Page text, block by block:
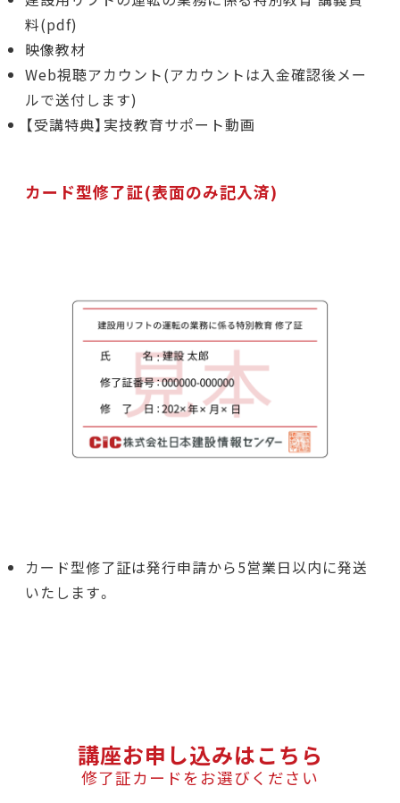
料(pdf)
映像教材
Web視聴アカウント(アカウントは入金確認後メー
ルで送付します)
【受講特典】実技教育サポート動画
カード型修了証(表面のみ記入済)
講座お申し込みはこちら
修了証カードをお選びください